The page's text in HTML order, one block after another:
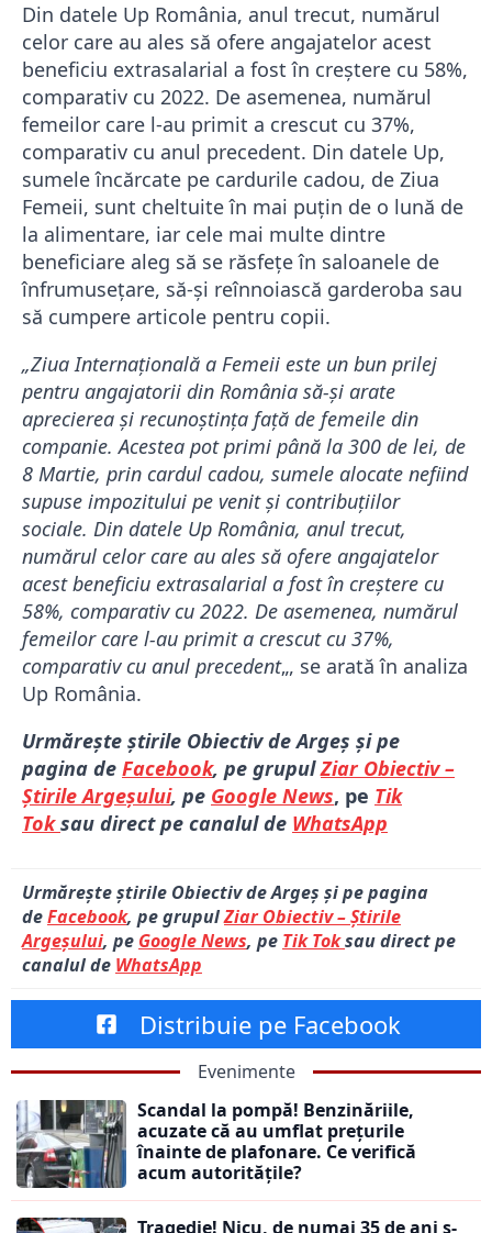
Din datele Up România, anul trecut, numărul
celor care au ales să ofere angajatelor acest
beneficiu extrasalarial a fost în creștere cu 58%,
comparativ cu 2022. De asemenea, numărul
femeilor care l-au primit a crescut cu 37%,
comparativ cu anul precedent. Din datele Up,
sumele încărcate pe cardurile cadou, de Ziua
Femeii, sunt cheltuite în mai puțin de o lună de
la alimentare, iar cele mai multe dintre
beneficiare aleg să se răsfețe în saloanele de
înfrumusețare, să-și reînnoiască garderoba sau
să cumpere articole pentru copii.
„Ziua Internaţională a Femeii este un bun prilej
pentru angajatorii din România să-şi arate
aprecierea şi recunoştinţa faţă de femeile din
companie. Acestea pot primi până la 300 de lei, de
8 Martie, prin cardul cadou, sumele alocate nefiind
supuse impozitului pe venit şi contribuţiilor
sociale. Din datele Up România, anul trecut,
numărul celor care au ales să ofere angajatelor
acest beneficiu extrasalarial a fost în creştere cu
58%, comparativ cu 2022. De asemenea, numărul
femeilor care l-au primit a crescut cu 37%,
comparativ cu anul precedent„, se arată în analiza
Up România.
Urmărește știrile Obiectiv de Argeș și pe
pagina de Facebook, pe grupulZiar Obiectiv –
Știrile Argeșului, pe Google News, pe Tik
Toksau direct pe canalul de WhatsApp
Urmărește știrile Obiectiv de Argeș și pe pagina
deFacebook, pe grupulZiar Obiectiv – Știrile
Argeșului, pe Google News, pe Tik Toksau direct pe
canalul de WhatsApp
Distribuie pe Facebook
Evenimente
Scandal la pompă! Benzinăriile,
acuzate că au umflat prețurile
înainte de plafonare. Ce verifică
acum autoritățile?
Tragedie! Nicu, de numai 35 de ani s-